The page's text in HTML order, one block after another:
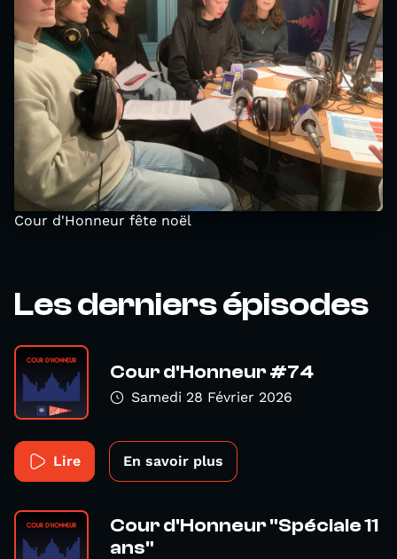
Cour d'Honneur fête noël
Les derniers épisodes
Cour d'Honneur #74
Samedi 28 Février 2026
Lire En savoir plus
Cour d'Honneur "Spéciale 11
ans"